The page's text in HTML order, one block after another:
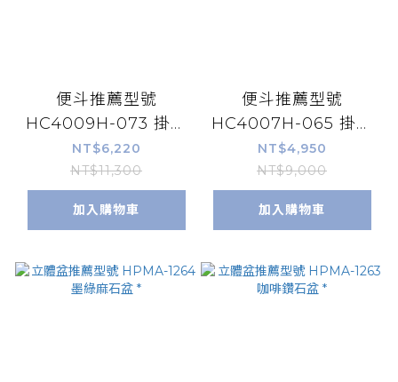
便斗推薦型號
HC4009H-073 掛式
小便斗
NT$6,220
NT$11,300
加入購物車
便斗推薦型號
HC4007H-065 掛式
小便斗
NT$4,950
NT$9,000
加入購物車